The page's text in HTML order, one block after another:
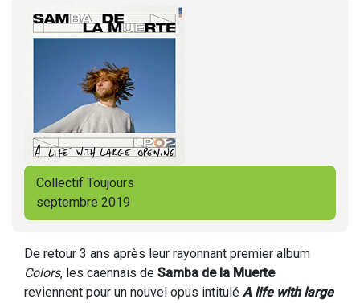
Collectif Toujours
septembre 2019
De retour 3 ans après leur rayonnant premier album
Colors, les caennais de Samba de la Muerte
reviennent pour un nouvel opus intitulé A life with large